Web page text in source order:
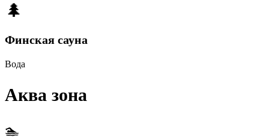
🌲
Финская сауна
Вода
Аква зона
🏊